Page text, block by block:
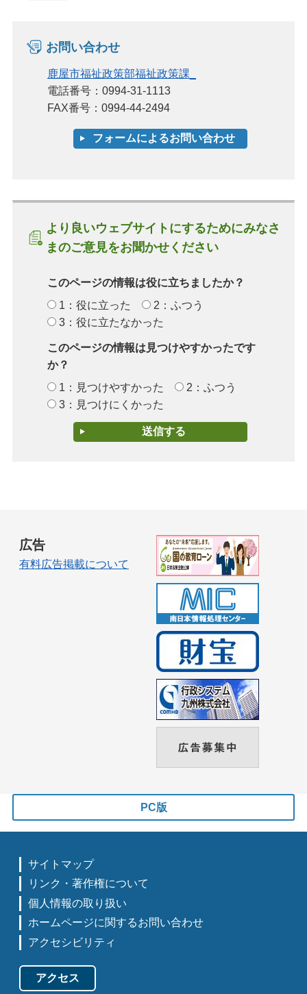
お問い合わせ
鹿屋市福祉政策部福祉政策課_
電話番号：0994-31-1113
FAX番号：0994-44-2494
より良いウェブサイトにするためにみなさ
まのご意見をお聞かせください
このページの情報は役に立ちましたか？
1：役に立った
2：ふつう
3：役に立たなかった
このページの情報は見つけやすかったです
か？
1：見つけやすかった
2：ふつう
3：見つけにくかった
広告
有料広告掲載について
PC版
サイトマップ
リンク・著作権について
個人情報の取り扱い
ホームページに関するお問い合わせ
アクセシビリティ
アクセス